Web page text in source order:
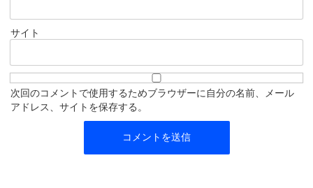
サイト
次回のコメントで使用するためブラウザーに自分の名前、メール
アドレス、サイトを保存する。